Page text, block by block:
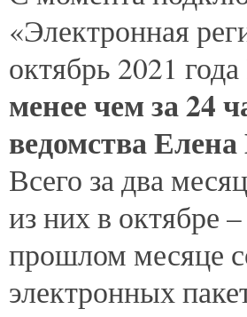
«Электронная
октябрь 2021
менее чем за 24
ведомства
Всего за два
из них в октябре
прошлом месяце
электронных